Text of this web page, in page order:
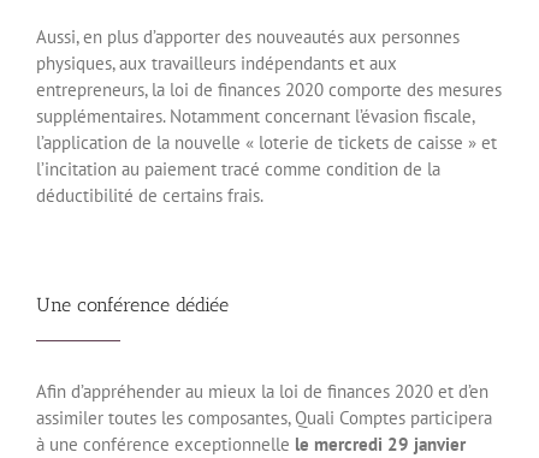
Aussi, en plus d’apporter des nouveautés aux personnes
physiques, aux travailleurs indépendants et aux
entrepreneurs, la loi de finances 2020 comporte des mesures
supplémentaires. Notamment concernant l’évasion fiscale,
l’application de la nouvelle « loterie de tickets de caisse » et
l’incitation au paiement tracé comme condition de la
déductibilité de certains frais.
Une conférence dédiée
Afin d’appréhender au mieux la loi de finances 2020 et d’en
assimiler toutes les composantes, Quali Comptes participera
à une conférence exceptionnelle le mercredi 29 janvier